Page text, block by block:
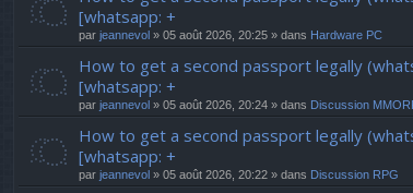
[whatsapp: +
par jeannevol » 05 août 2026, 20:25 » dans Hardware PC
How to get a second passport legally
[whatsapp: +
par jeannevol » 05 août 2026, 20:24 » dans Discussion
How to get a second passport legally
[whatsapp: +
par jeannevol » 05 août 2026, 20:22 » dans Discussion RPG